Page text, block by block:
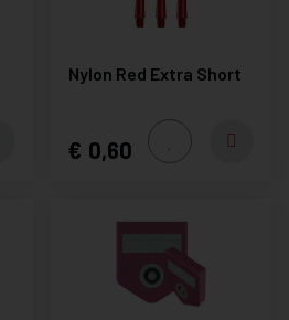
Nylon Red Extra Short
0,60